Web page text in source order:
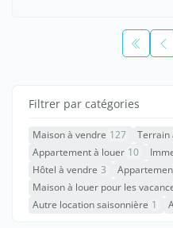
Filtrer par catégories
Maison à vendre 127 Terrain
Appartement à louer 10
Hôtel à vendre 3
Maison à louer pour les
Autre location saisonnière 1